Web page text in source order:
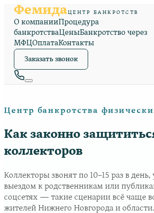
ФемидаЦЕНТР БАНКРОТСТВ
О компанииПроцедура
банкротстваЦеныБанкротство через
МФЦОплатаКонтакты
Заказать звонок
Центр банкротства
Как законно
коллекторов
Коллекторы звонят по 10–15 раз в
выездом к родственникам или
соцсетях — такие сценарии всё чаще
жителей Нижнего Новгорода и